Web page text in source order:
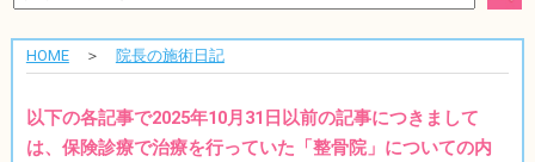
HOME＞ 院長の施術日記
以下の各記事で2025年10月31日以前の記事につきまして
は、保険診療で治療を行っていた「整骨院」についての内